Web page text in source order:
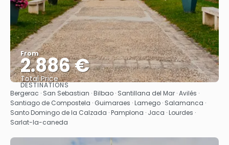
From
2.886 €
Total Price
See
DESTINATIONS
Bergerac · San Sebastian · Bilbao · Santillana del Mar · Avilés ·
Santiago de Compostela · Guimaraes · Lamego · Salamanca ·
Santo Domingo de la Calzada · Pamplona · Jaca · Lourdes ·
Sarlat-la-caneda